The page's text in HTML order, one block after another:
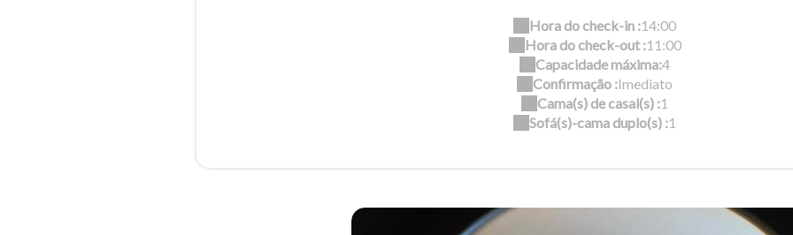
Hora do check-in :14:00
Hora do check-out :11:00
Capacidade máxima:4
Confirmação :Imediato
Cama(s) de casal(s) :1
Sofá(s)-cama duplo(s) :1